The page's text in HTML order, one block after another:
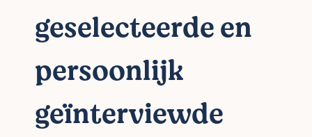
geselecteerde en
persoonlijk
geïnterviewde